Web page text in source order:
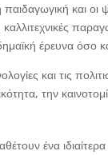
και
έρευνα όσο
και τις
την
ένα